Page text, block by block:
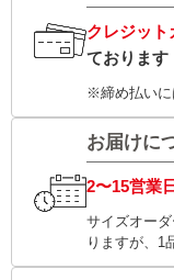
クレジット
ております
※締め払いに
お届けに
2〜15営業
サイズオー
りますが、1